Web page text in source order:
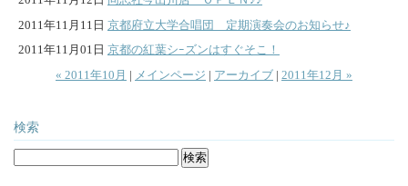
2011年11月11日 京都府立大学合唱団 定期演奏会のお知らせ♪
2011年11月01日 京都の紅葉シｰズンはすぐそこ！
« 2011年10月 | メインページ | アーカイブ | 2011年12月 »
検索